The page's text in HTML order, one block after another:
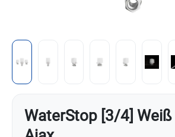
WaterStop [3/4] Weiß